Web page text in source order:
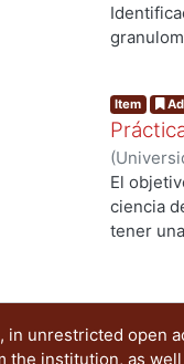
Alberto
Item
(
Básicas
Francisca
El
ciencia
tener
unrestricted open
the institution, as